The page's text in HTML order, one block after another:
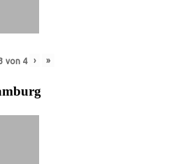
von 4 › »